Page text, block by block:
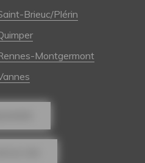
Brieuc/Plérin
Montgermont